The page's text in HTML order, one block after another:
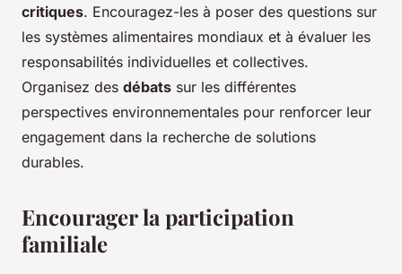
critiques. Encouragez-les à poser des questions sur
les systèmes alimentaires mondiaux et à évaluer les
responsabilités individuelles et collectives.
Organisez des débats sur les différentes
perspectives environnementales pour renforcer leur
engagement dans la recherche de solutions
durables.
Encourager la participation
familiale